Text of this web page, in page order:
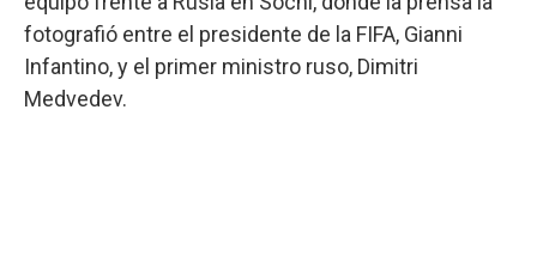
fotografió entre el presidente de la FIFA, Gianni
Infantino, y el primer ministro ruso, Dimitri
Medvedev.